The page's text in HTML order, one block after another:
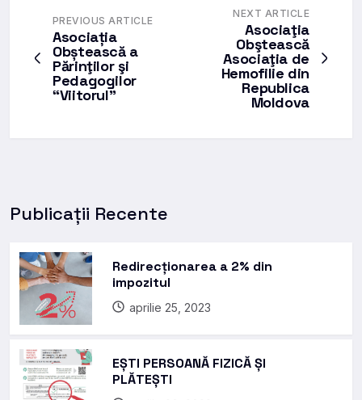
PREVIOUS ARTICLE
Asociația
Obștească a
Părinţilor şi
Pedagogilor
“Viitorul”
NEXT ARTICLE
Asociaţia
Obştească
Asociaţia de
Hemofilie din
Republica
Moldova
Publicații Recente
Redirecționarea a 2% din
impozitul
aprilie 25, 2023
EȘTI PERSOANĂ FIZICĂ ȘI
PLĂTEȘTI